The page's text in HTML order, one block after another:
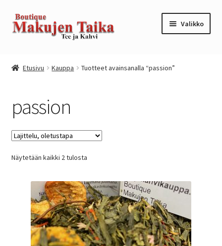
Siirry
navigointiin
Siirry
sisältöön
Valikko
Kassa
Kauppa
Oma tili
Ostoskori
Tilaus- ja sopimusehdot
Yrityksille
Etusivu Kauppa Tuotteet avainsanalla “passion”
passion
Näytetään kaikki 2 tulosta